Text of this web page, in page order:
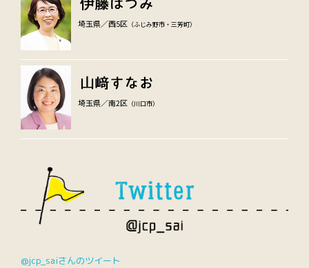
埼玉県／西5区 （ふじみ野市・三芳町）
埼玉県／南2区 （川口市）
@jcp_saiさんのツイート